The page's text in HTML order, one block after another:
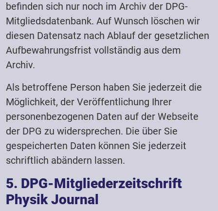
befinden sich nur noch im Archiv der DPG-
Mitgliedsdatenbank. Auf Wunsch löschen wir
diesen Datensatz nach Ablauf der gesetzlichen
Aufbewahrungsfrist vollständig aus dem
Archiv.
Als betroffene Person haben Sie jederzeit die
Möglichkeit, der Veröffentlichung Ihrer
personenbezogenen Daten auf der Webseite
der DPG zu widersprechen. Die über Sie
gespeicherten Daten können Sie jederzeit
schriftlich abändern lassen.
5. DPG-Mitgliederzeitschrift
Physik Journal